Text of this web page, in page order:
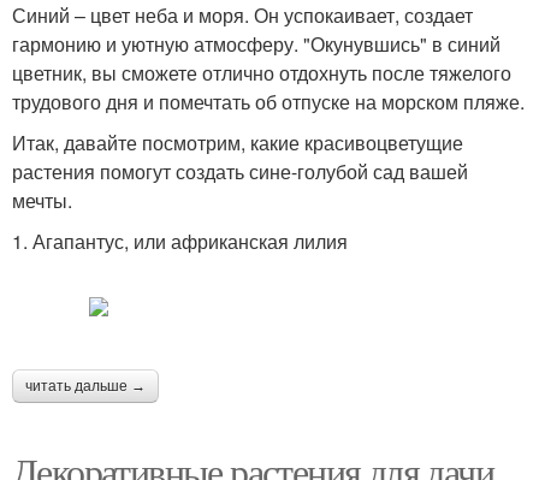
Синий – цвет неба и моря. Он успокаивает, создает
гармонию и уютную атмосферу. "Окунувшись" в синий
цветник, вы сможете отлично отдохнуть после тяжелого
трудового дня и помечтать об отпуске на морском пляже.
Итак, давайте посмотрим, какие красивоцветущие
растения помогут создать сине-голубой сад вашей
мечты.
1. Агапантус, или африканская лилия
читать дальше →